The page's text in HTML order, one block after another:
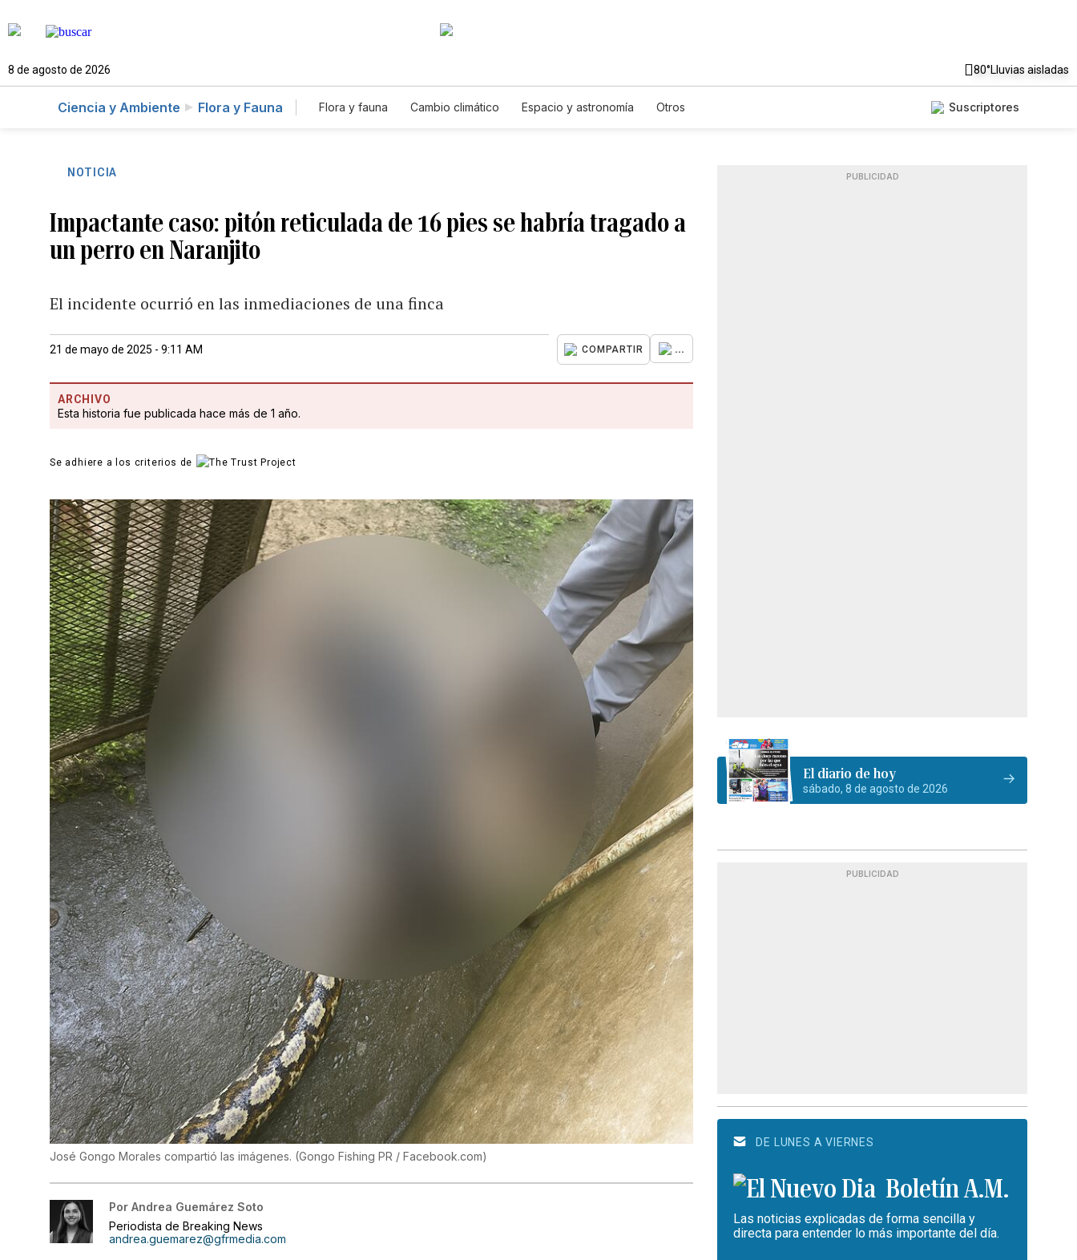
8 de agosto de 2026 80°Lluvias aisladas
Ciencia y Ambiente Flora y Fauna Flora y fauna Cambio climático Espacio y astronomía Otros Suscriptores
NOTICIA
Impactante caso: pitón reticulada de 16 pies se habría tragado a
un perro en Naranjito
El incidente ocurrió en las inmediaciones de una finca
21 de mayo de 2025 - 9:11 AM COMPARTIR ...
ARCHIVO
Esta historia fue publicada hace más de 1 año.
Se adhiere a los criterios de
José Gongo Morales compartió las imágenes. (Gongo Fishing PR / Facebook.com)
Por Andrea Guemárez Soto
Periodista de Breaking News
andrea.guemarez@gfrmedia.com
PUBLICIDAD
El diario de hoy
sábado, 8 de agosto de 2026
PUBLICIDAD
DE LUNES A VIERNES
Boletín A.M.
Las noticias explicadas de forma sencilla y
directa para entender lo más importante del día.